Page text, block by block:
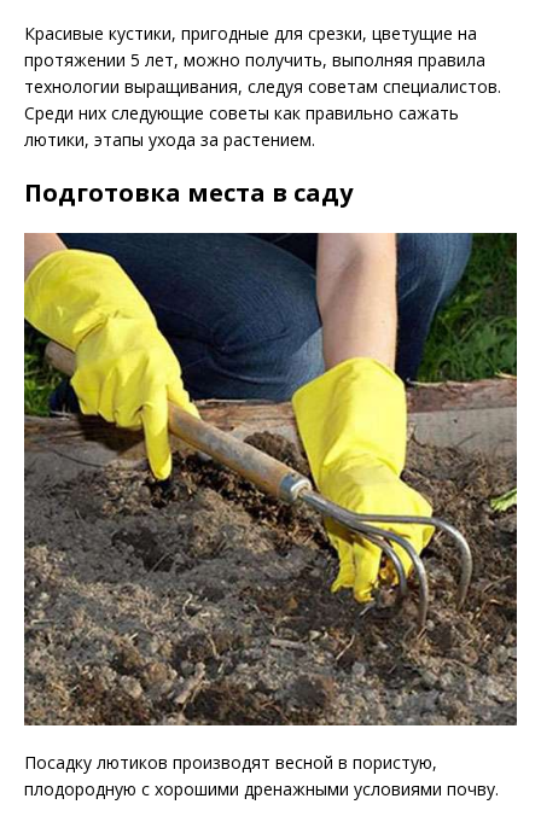
Красивые кустики, пригодные для срезки, цветущие на
протяжении 5 лет, можно получить, выполняя правила
технологии выращивания, следуя советам специалистов.
Среди них следующие советы как правильно сажать
лютики, этапы ухода за растением.
Подготовка места в саду
Посадку лютиков производят весной в пористую,
плодородную с хорошими дренажными условиями почву.